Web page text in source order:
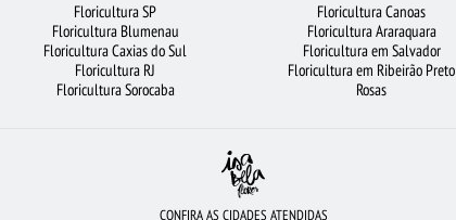
FLORICULTURA PORTO ALEGRE FLORICULTURA RECIFE
BELÉM FLORICULTURA RIBEIRÃO PRETO ROSAS BRANCAS
Floricultura SP
Floricultura Blumenau
Floricultura Caxias do Sul
Floricultura RJ
Floricultura Sorocaba
Floricultura Canoas
Floricultura Araraquara
Floricultura em Salvador
Floricultura em Ribeirão Preto
Rosas
CONFIRA AS CIDADES ATENDIDAS